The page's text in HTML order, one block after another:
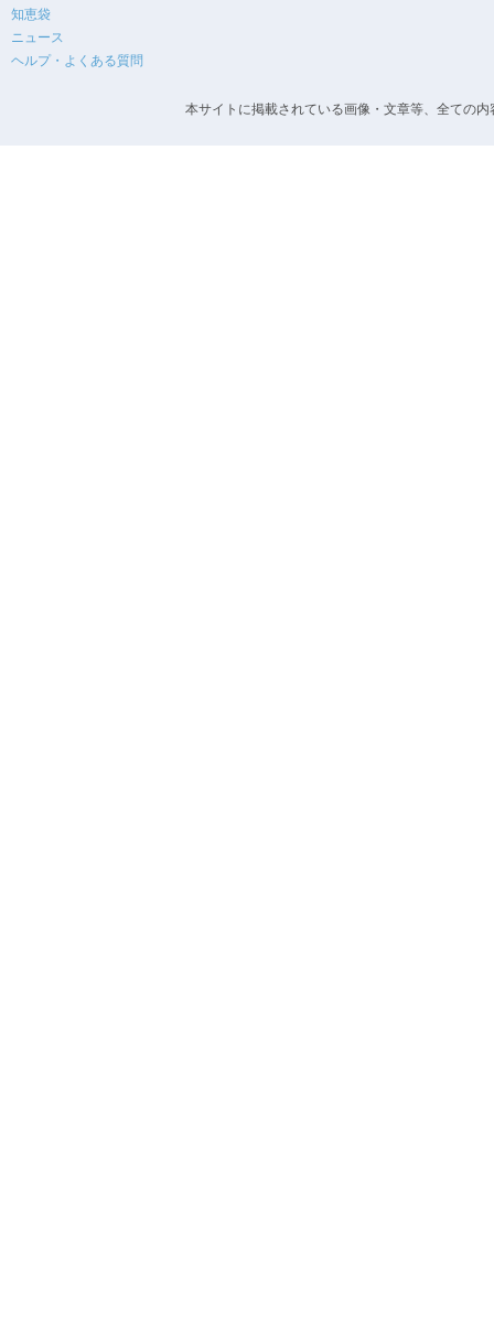
知恵袋
ニュース
ヘルプ・よくある質問
本サイトに掲載されている画像・文章等、全ての